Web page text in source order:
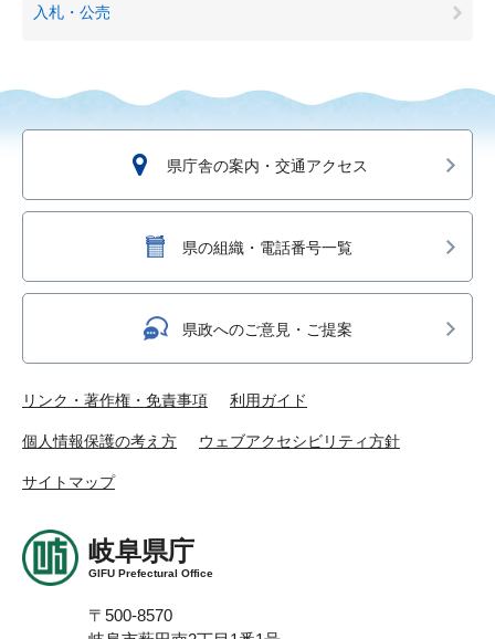
入札・公売
県庁舎の案内・交通アクセス
県の組織・電話番号一覧
県政へのご意見・ご提案
リンク・著作権・免責事項 利用ガイド
個人情報保護の考え方 ウェブアクセシビリティ方針
サイトマップ
岐阜県庁
GIFU Prefectural Office
〒500-8570